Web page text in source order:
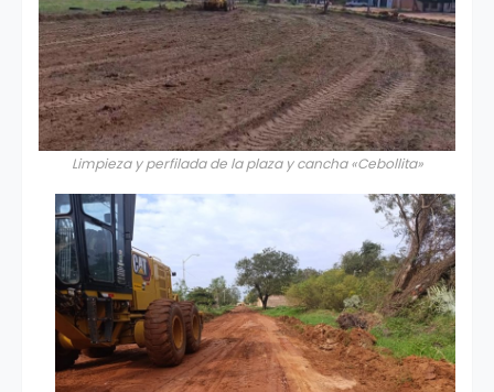
Limpieza y perfilada de la plaza y cancha «Cebollita»